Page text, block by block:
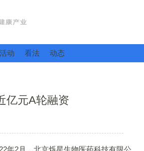
活动 看法 动态
亿元A轮融资
2月，北京烁星生物医药科技有限公